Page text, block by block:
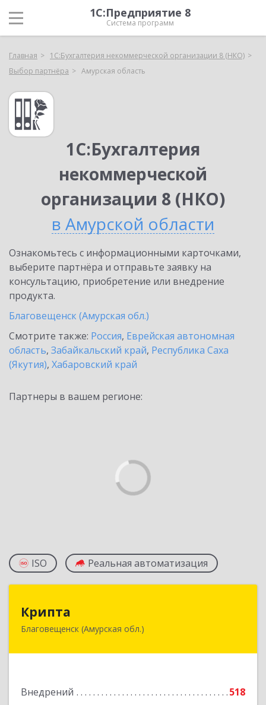
1С:Предприятие 8
Система программ
Главная
1С:Бухгалтерия некоммерческой организации 8 (НКО)
Выбор партнёра
Амурская область
1С:Бухгалтерия
некоммерческой
организации 8 (НКО)
в Амурской области
Ознакомьтесь с информационными карточками,
выберите партнёра и отправьте заявку на
консультацию, приобретение или внедрение
продукта.
Благовещенск (Амурская обл.)
Смотрите также: Россия, Еврейская автономная
область, Забайкальский край, Республика Саха
(Якутия), Хабаровский край
Партнеры в вашем регионе:
ISO Реальная автоматизация
Крипта
Благовещенск (Амурская обл.)
Внедрений
518
675000, Амурская обл, Благовещенск г,